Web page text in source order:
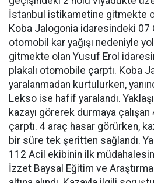
İstanbul istikametine gitmekte
Koba Jalogonia idaresindeki 07
otomobil kar yağışı nedeniyle
gitmekte olan Yusuf Erol
plakalı otomobile çarptı. Koba
yaralanmadan kurtulurken,
Lekso ise hafif yaralandı.
kazayı görerek durmaya
çarptı. 4 araç hasar görürken,
bir süre tek şeritten sağlandı.
112 Acil ekibinin ilk
İzzet Baysal Eğitim ve